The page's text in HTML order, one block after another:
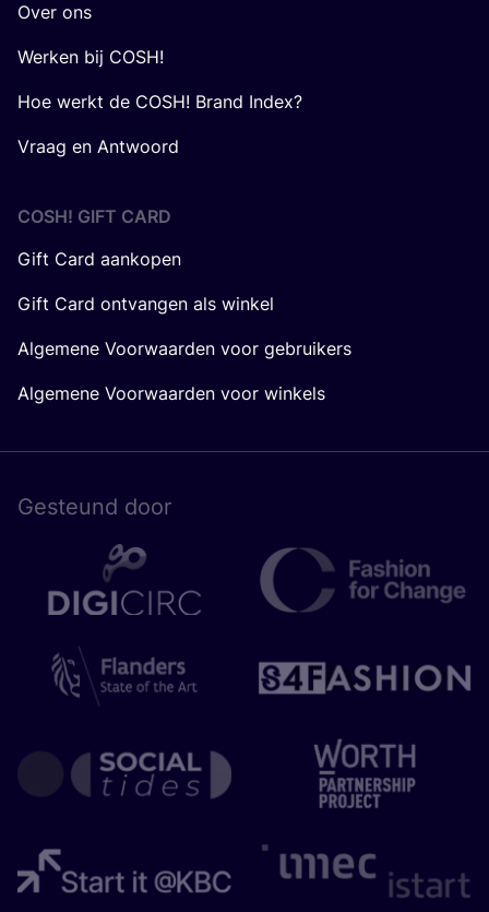
Over ons
Werken bij COSH!
Hoe werkt de COSH! Brand Index?
Vraag en Antwoord
COSH! GIFT CARD
Gift Card aankopen
Gift Card ontvangen als winkel
Algemene Voorwaarden voor gebruikers
Algemene Voorwaarden voor winkels
Gesteund door